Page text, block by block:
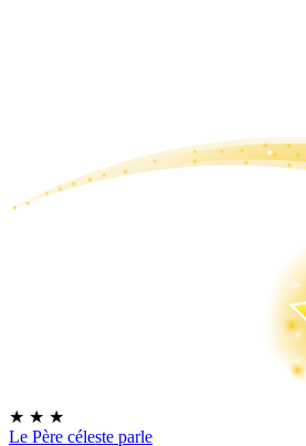
★ ★ ★
Le Père céleste parle